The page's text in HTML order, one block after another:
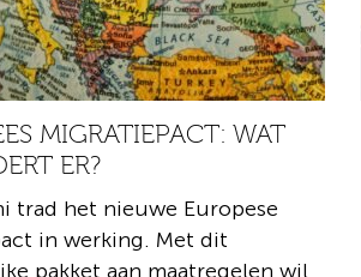
MIGRATIEPACT: WAT
ER?
trad het nieuwe Europese
in werking. Met dit
pakket aan maatregelen wil